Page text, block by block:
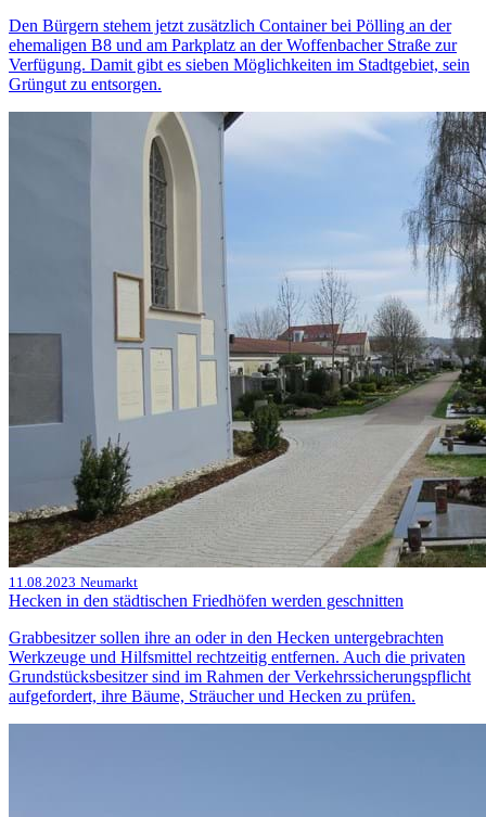
Den Bürgern stehem jetzt zusätzlich Container bei Pölling an der
ehemaligen B8 und am Parkplatz an der Woffenbacher Straße zur
Verfügung. Damit gibt es sieben Möglichkeiten im Stadtgebiet, sein
Grüngut zu entsorgen.
11.08.2023 Neumarkt
Hecken in den städtischen Friedhöfen werden geschnitten
Grabbesitzer sollen ihre an oder in den Hecken untergebrachten
Werkzeuge und Hilfsmittel rechtzeitig entfernen. Auch die privaten
Grundstücksbesitzer sind im Rahmen der Verkehrssicherungspflicht
aufgefordert, ihre Bäume, Sträucher und Hecken zu prüfen.